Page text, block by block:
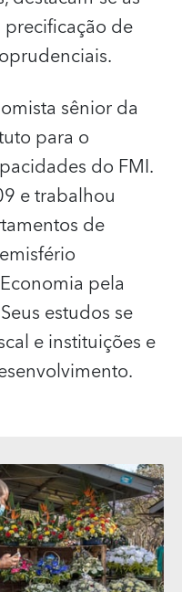
de
sênior da
para o
do FMI.
e trabalhou
de
pela
estudos se
e instituições e